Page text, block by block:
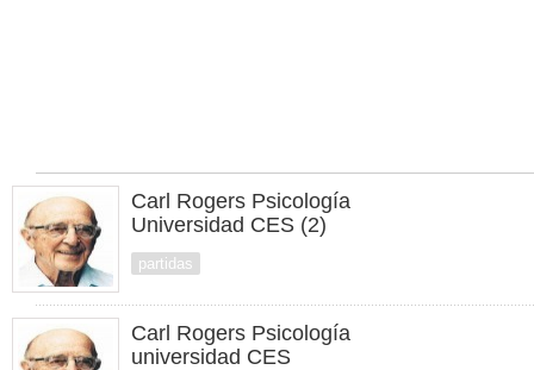
Carl Rogers Psicología
Universidad CES (2)
partidas
Carl Rogers Psicología
universidad CES